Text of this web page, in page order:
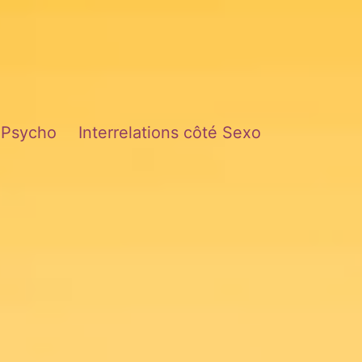
Interrelations côté Sexo